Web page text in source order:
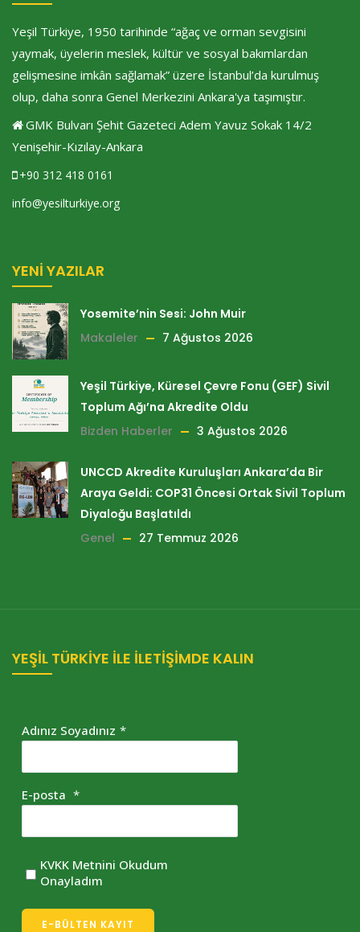
Yeşil Türkiye, 1950 tarihinde “ağaç ve orman sevgisini
yaymak, üyelerin meslek, kültür ve sosyal bakımlardan
gelişmesine imkân sağlamak” üzere İstanbul’da kurulmuş
olup, daha sonra Genel Merkezini Ankara'ya taşımıştır.
GMK Bulvarı Şehit Gazeteci Adem Yavuz Sokak 14/2
Yenişehir-Kızılay-Ankara
+90 312 418 0161
info@yesilturkiye.org
YENI YAZILAR
Yosemite’nin Sesi: John Muir
Makaleler
7 Ağustos 2026
Yeşil Türkiye, Küresel Çevre Fonu (GEF) Sivil
Toplum Ağı’na Akredite Oldu
Bizden Haberler
3 Ağustos 2026
UNCCD Akredite Kuruluşları Ankara’da Bir
Araya Geldi: COP31 Öncesi Ortak Sivil Toplum
Diyaloğu Başlatıldı
Genel
27 Temmuz 2026
YEŞİL TÜRKİYE İLE İLETİŞİMDE KALIN
Adınız Soyadınız *
E-posta *
KVKK Metnini Okudum
Onayladım
E-BÜLTEN KAYIT